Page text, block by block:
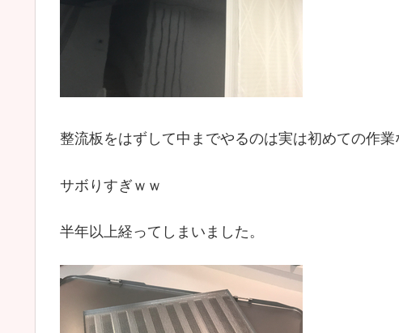
整流板をはずして中までやるのは実は初めての作業
サボりすぎｗｗ
半年以上経ってしまいました。